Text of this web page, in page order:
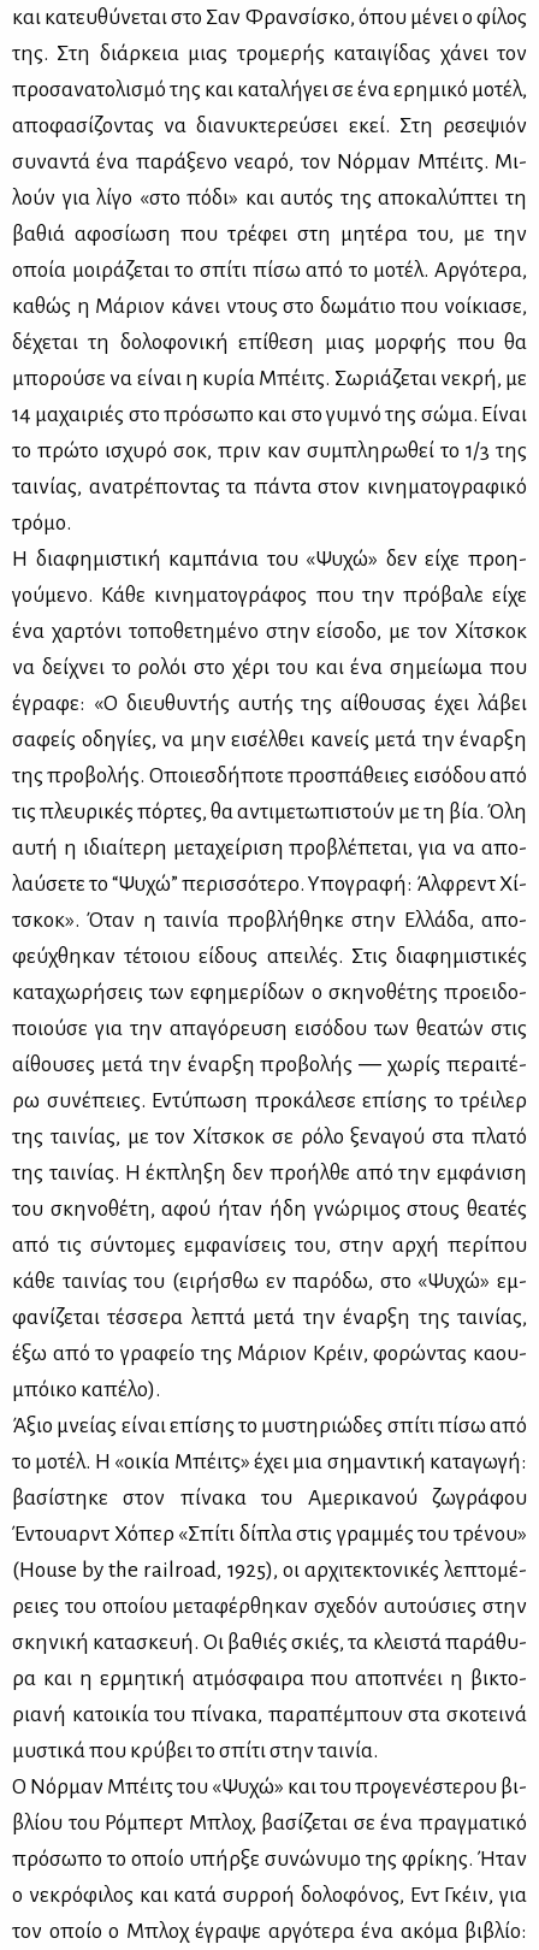
και κα­τευ­θύ­νε­ται στο Σαν Φραν­σί­σκο, όπου μέ­νει ο φί­λος
της. Στη διάρ­κεια μιας τρο­με­ρής κα­ται­γί­δας χά­νει τον
προ­σα­να­το­λι­σμό της και κα­τα­λή­γει σε ένα ερη­μι­κό μο­τέλ,
απο­φα­σί­ζο­ντας να δια­νυ­κτε­ρεύ­σει εκεί. Στη ρε­σε­ψιόν
συ­να­ντά ένα πα­ρά­ξε­νο νε­α­ρό, τον Νόρ­μαν Μπέιτς. Μι­
λούν για λί­γο «στο πό­δι» και αυ­τός της απο­κα­λύ­πτει τη
βα­θιά αφο­σί­ω­ση που τρέ­φει στη μη­τέ­ρα του, με την
οποία μοι­ρά­ζε­ται το σπί­τι πί­σω από το μο­τέλ. Αρ­γό­τε­ρα,
κα­θώς η Μά­ριον κά­νει ντους στο δω­μά­τιο που νοί­κια­σε,
δέ­χε­ται τη δο­λο­φο­νι­κή επί­θε­ση μιας μορ­φής που θα
μπο­ρού­σε να εί­ναι η κυ­ρία Μπέιτς. Σω­ριά­ζε­ται νε­κρή, με
14 μα­χαι­ριές στο πρό­σω­πο και στο γυ­μνό της σώ­μα. Εί­ναι
το πρώ­το ισχυ­ρό σοκ, πριν καν συ­μπλη­ρω­θεί το 1/3 της
ται­νί­ας, ανα­τρέ­πο­ντας τα πά­ντα στον κι­νη­μα­το­γρα­φι­κό
τρό­μο.
Η δια­φη­μι­στι­κή κα­μπά­νια του «Ψυ­χώ» δεν εί­χε προη­
γού­με­νο. Κά­θε κι­νη­μα­το­γρά­φος που την πρό­βα­λε εί­χε
ένα χαρ­τό­νι το­πο­θε­τη­μέ­νο στην εί­σο­δο, με τον Χί­τσκοκ
να δεί­χνει το ρο­λόι στο χέ­ρι του και ένα ση­μεί­ω­μα που
έγρα­φε: «Ο διευ­θυ­ντής αυ­τής της αί­θου­σας έχει λά­βει
σα­φείς οδη­γί­ες, να μην ει­σέλ­θει κα­νείς με­τά την έναρ­ξη
της προ­βο­λής. Οποιεσ­δή­πο­τε προ­σπά­θειες ει­σό­δου από
τις πλευ­ρι­κές πόρ­τες, θα αντι­με­τω­πι­στούν με τη βία. Όλη
αυ­τή η ιδιαί­τε­ρη με­τα­χεί­ρι­ση προ­βλέ­πε­ται, για να απο­
λαύ­σε­τε το “Ψυ­χώ” πε­ρισ­σό­τε­ρο. Υπο­γρα­φή: Άλ­φρεντ Χί­
τσκοκ». Όταν η ται­νία προ­βλή­θη­κε στην Ελ­λά­δα, απο­
φεύ­χθη­καν τέ­τοιου εί­δους απει­λές. Στις δια­φη­μι­στι­κές
κα­τα­χω­ρή­σεις των εφη­με­ρί­δων ο σκη­νο­θέ­της προει­δο­
ποιού­σε για την απα­γό­ρευ­ση ει­σό­δου των θε­α­τών στις
αί­θου­σες με­τά την έναρ­ξη προ­βο­λής ― χω­ρίς πε­ραι­τέ­
ρω συ­νέ­πειες. Εντύ­πω­ση προ­κά­λε­σε επί­σης το τρέι­λερ
της ται­νί­ας, με τον Χί­τσκοκ σε ρό­λο ξε­να­γού στα πλα­τό
της ται­νί­ας. Η έκ­πλη­ξη δεν προ­ήλ­θε από την εμ­φά­νι­ση
του σκη­νο­θέ­τη, αφού ήταν ήδη γνώ­ρι­μος στους θε­α­τές
από τις σύ­ντο­μες εμ­φα­νί­σεις του, στην αρ­χή πε­ρί­που
κά­θε ται­νί­ας του (ει­ρή­σθω εν πα­ρό­δω, στο «Ψυ­χώ» εμ­
φα­νί­ζε­ται τέσ­σε­ρα λε­πτά με­τά την έναρ­ξη της ται­νί­ας,
έξω από το γρα­φείο της Μά­ριον Κρέιν, φο­ρώ­ντας κα­ου­
μπόι­κο κα­πέ­λο).
Άξιο μνεί­ας εί­ναι επί­σης το μυ­στη­ριώ­δες σπί­τι πί­σω από
το μο­τέλ. Η «οι­κία Μπέιτς» έχει μια ση­μα­ντι­κή κα­τα­γω­γή:
βα­σί­στη­κε στον πί­να­κα του Αμε­ρι­κα­νού ζω­γρά­φου
Έντουαρντ Χό­περ «Σπί­τι δί­πλα στις γραμ­μές του τρέ­νου»
(House by the railroad, 1925), οι αρ­χι­τε­κτο­νι­κές λε­πτο­μέ­
ρειες του οποί­ου με­τα­φέρ­θη­καν σχε­δόν αυ­τού­σιες στην
σκη­νι­κή κα­τα­σκευή. Οι βα­θιές σκιές, τα κλει­στά πα­ρά­θυ­
ρα και η ερ­μη­τι­κή ατμό­σφαι­ρα που απο­πνέ­ει η βι­κτο­
ρια­νή κα­τοι­κία του πί­να­κα, πα­ρα­πέ­μπουν στα σκο­τει­νά
μυ­στι­κά που κρύ­βει το σπί­τι στην ται­νία.
Ο Νόρ­μαν Μπέιτς του «Ψυ­χώ» και του προ­γε­νέ­στε­ρου βι­
βλί­ου του Ρό­μπερτ Μπλοχ, βα­σί­ζε­ται σε ένα πραγ­μα­τι­κό
πρό­σω­πο το οποίο υπήρ­ξε συ­νώ­νυ­μο της φρί­κης. Ήταν
ο νε­κρό­φι­λος και κα­τά συρ­ροή δο­λο­φό­νος, Εντ Γκέιν, για
τον οποίο ο Μπλοχ έγρα­ψε αρ­γό­τε­ρα ένα ακό­μα βι­βλίο: